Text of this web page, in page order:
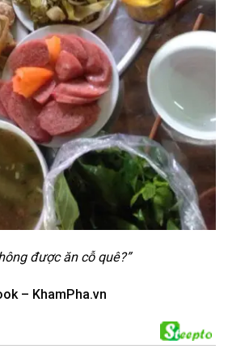
được ăn cỗ quê?”
– KhamPha.vn